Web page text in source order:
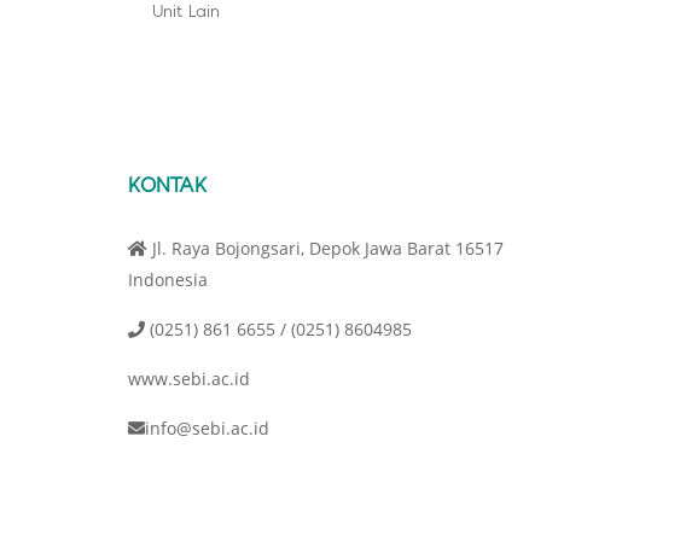
Unit Lain
KONTAK
Jl. Raya Bojongsari, Depok Jawa Barat 16517
Indonesia
(0251) 861 6655 / (0251) 8604985
www.sebi.ac.id
info@sebi.ac.id